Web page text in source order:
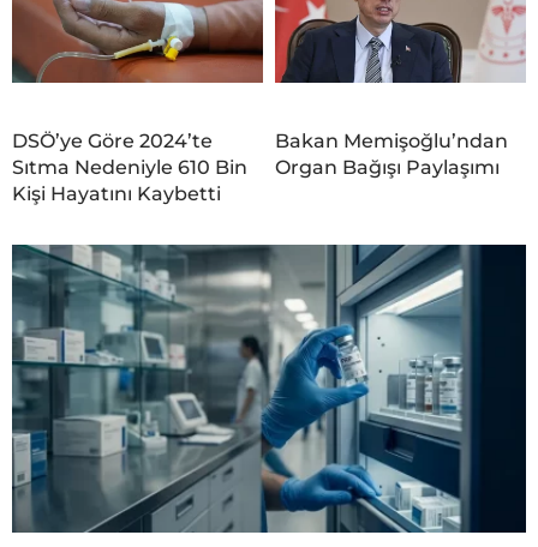
DSÖ’ye Göre 2024’te
Sıtma Nedeniyle 610 Bin
Kişi Hayatını Kaybetti
Bakan Memişoğlu’ndan
Organ Bağışı Paylaşımı